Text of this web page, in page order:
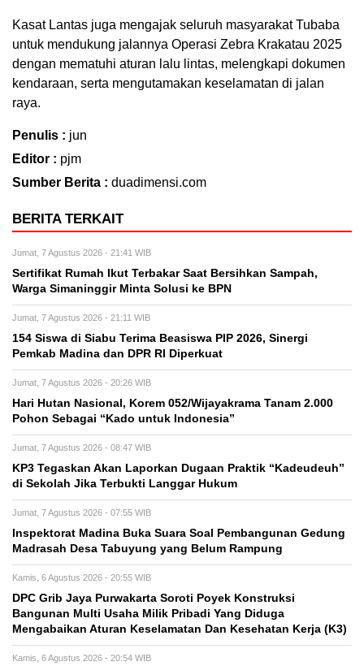
Kasat Lantas juga mengajak seluruh masyarakat Tubaba
untuk mendukung jalannya Operasi Zebra Krakatau 2025
dengan mematuhi aturan lalu lintas, melengkapi dokumen
kendaraan, serta mengutamakan keselamatan di jalan
raya.
Penulis : jun
Editor : pjm
Sumber Berita : duadimensi.com
BERITA TERKAIT
Jumat, 7 Agustus 2026 - 21:41 WIB
Sertifikat Rumah Ikut Terbakar Saat Bersihkan Sampah,
Warga Simaninggir Minta Solusi ke BPN
Jumat, 7 Agustus 2026 - 21:11 WIB
154 Siswa di Siabu Terima Beasiswa PIP 2026, Sinergi
Pemkab Madina dan DPR RI Diperkuat
Jumat, 7 Agustus 2026 - 20:26 WIB
Hari Hutan Nasional, Korem 052/Wijayakrama Tanam 2.000
Pohon Sebagai “Kado untuk Indonesia”
Jumat, 7 Agustus 2026 - 08:47 WIB
KP3 Tegaskan Akan Laporkan Dugaan Praktik “Kadeudeuh”
di Sekolah Jika Terbukti Langgar Hukum
Jumat, 7 Agustus 2026 - 07:55 WIB
Inspektorat Madina Buka Suara Soal Pembangunan Gedung
Madrasah Desa Tabuyung yang Belum Rampung
Kamis, 6 Agustus 2026 - 20:55 WIB
DPC Grib Jaya Purwakarta Soroti Poyek Konstruksi
Bangunan Multi Usaha Milik Pribadi Yang Diduga
Mengabaikan Aturan Keselamatan Dan Kesehatan Kerja (K3)
Kamis, 6 Agustus 2026 - 20:54 WIB